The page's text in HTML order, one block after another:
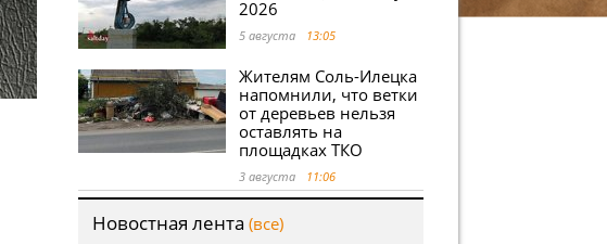
2026
5 августа 13:05
Жителям Соль-Илецка
напомнили, что ветки
от деревьев нельзя
оставлять на
площадках ТКО
3 августа 11:06
Новостная лента (все)